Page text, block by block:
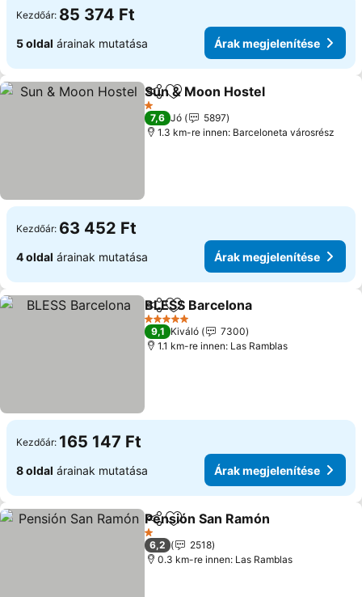
Kezdőár: 85 374 Ft
5 oldal árainak mutatása Árak megjelenítése
Megosztás
Hozzáadás a kedvencekhez
Sun & Moon Hostel
1 Kategória
7,6 Jó
5897
1.3 km-re innen: Barceloneta városrész
Kezdőár: 63 452 Ft
4 oldal árainak mutatása Árak megjelenítése
Megosztás
Hozzáadás a kedvencekhez
BLESS Barcelona
5 Kategória
9,1 Kiváló
7300
1.1 km-re innen: Las Ramblas
Kezdőár: 165 147 Ft
8 oldal árainak mutatása Árak megjelenítése
Megosztás
Hozzáadás a kedvencekhez
Pensión San Ramón
1 Kategória
6,2
2518
0.3 km-re innen: Las Ramblas